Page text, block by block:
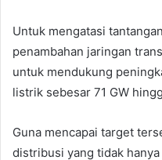
Untuk mengatasi
penambahan jaringan
untuk mendukung
listrik sebesar 71 GW
Guna mencapai target
distribusi yang tidak